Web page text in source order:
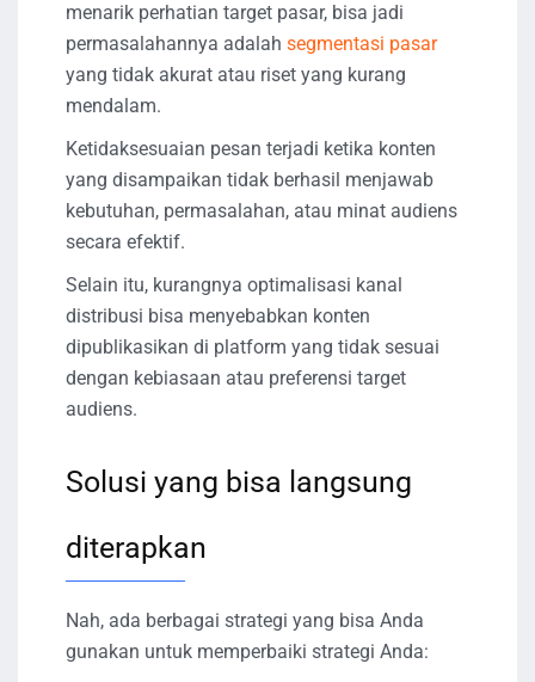
menarik perhatian target pasar, bisa jadi
permasalahannya adalah segmentasi pasar
yang tidak akurat atau riset yang kurang
mendalam.
Ketidaksesuaian pesan terjadi ketika konten
yang disampaikan tidak berhasil menjawab
kebutuhan, permasalahan, atau minat audiens
secara efektif.
Selain itu, kurangnya optimalisasi kanal
distribusi bisa menyebabkan konten
dipublikasikan di platform yang tidak sesuai
dengan kebiasaan atau preferensi target
audiens.
Solusi yang bisa langsung
diterapkan
Nah, ada berbagai strategi yang bisa Anda
gunakan untuk memperbaiki strategi Anda: